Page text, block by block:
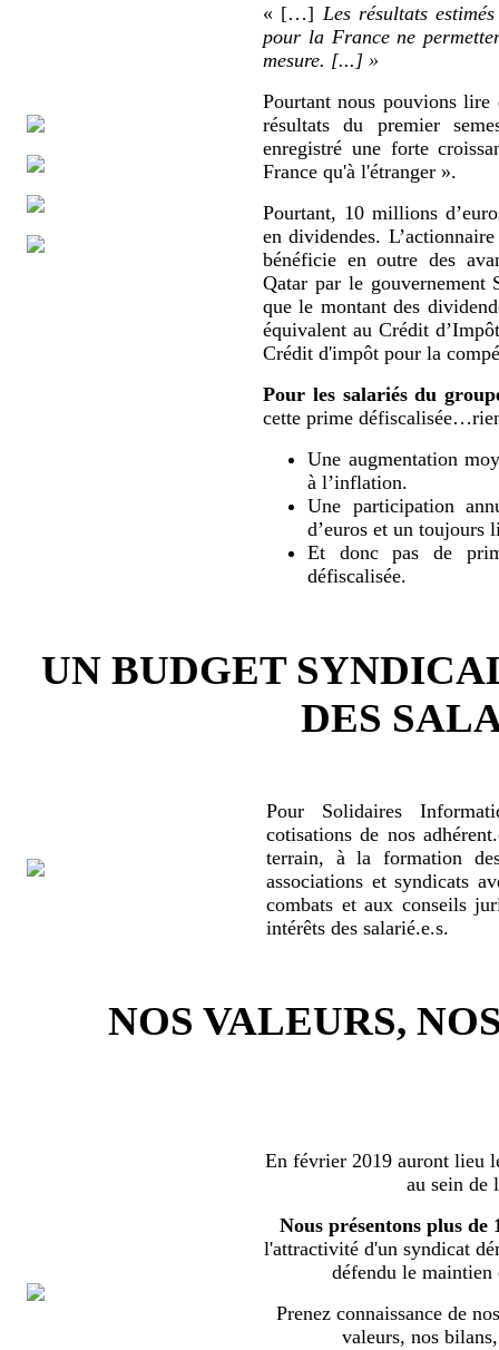
« […] Les résultats
pour la France ne
mesure. [...] »
Pourtant nous pouvions lire
résultats du premier
enregistré une forte
France qu'à l'étranger ».
Pourtant, 10 millions
en dividendes.
bénéficie en outre des
Qatar par le gouvernement
que le montant des
équivalent au Crédit
Crédit d'impôt pour la
Pour les salariés du
cette prime
Une augmentation
à l’inflation.
Une participation
d’euros et un toujours
Et donc pas de
défiscalisée.
UN BUDGET
DES
Pour Solidaires
cotisations de nos
terrain, à la formation
associations et syndicats
combats et aux conseils
intérêts des salarié.e.s.
NOS VALEURS,
En février 2019 auront lieu
au sein de
Nous présentons plus de
l'attractivité d'un syndicat
défendu le maintien
Prenez connaissance de
valeurs, nos